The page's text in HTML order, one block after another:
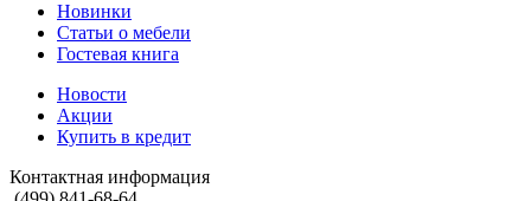
Новинки
Статьи о мебели
Гостевая книга
Новости
Акции
Купить в кредит
Контактная информация